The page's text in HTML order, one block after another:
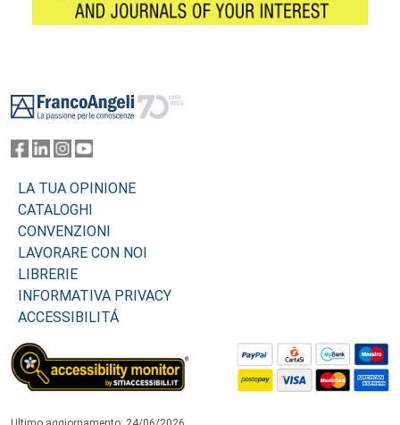
LA TUA OPINIONE
CATALOGHI
CONVENZIONI
LAVORARE CON NOI
LIBRERIE
INFORMATIVA PRIVACY
ACCESSIBILITÁ